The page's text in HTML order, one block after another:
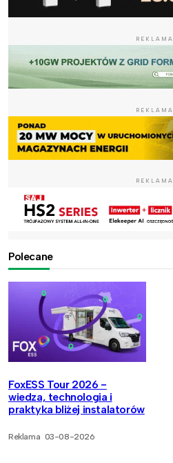
REKLAMA
REKLAMA
REKLAMA
Polecane
FoxESS Tour 2026 -
wiedza, technologia i
praktyka bliżej instalatorów
Reklama 03-08-2026